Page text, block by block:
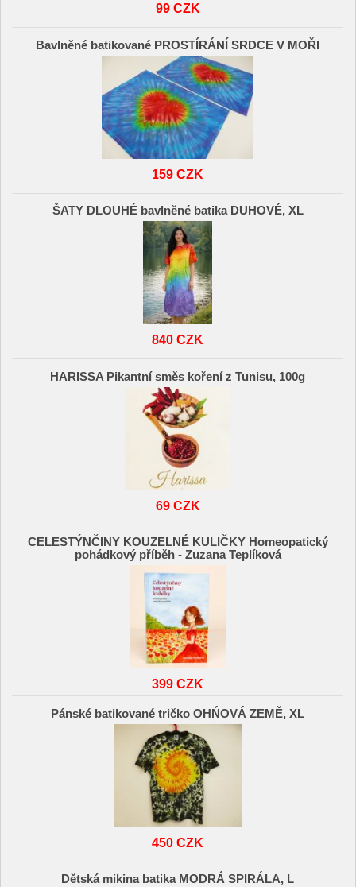
99 CZK
Bavlněné batikované PROSTÍRÁNÍ SRDCE V MOŘI
159 CZK
ŠATY DLOUHÉ bavlněné batika DUHOVÉ, XL
840 CZK
HARISSA Pikantní směs koření z Tunisu, 100g
69 CZK
CELESTÝNČINY KOUZELNÉ KULIČKY Homeopatický
pohádkový příběh - Zuzana Teplíková
399 CZK
Pánské batikované tričko OHŃOVÁ ZEMĚ, XL
450 CZK
Dětská mikina batika MODRÁ SPIRÁLA, L